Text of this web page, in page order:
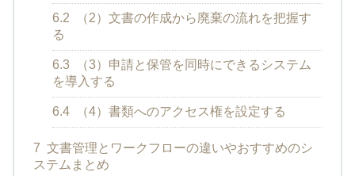
6.2
（2）文書の作成から廃棄の流れを把握す
る
6.3
（3）申請と保管を同時にできるシステム
を導入する
6.4 （4）書類へのアクセス権を設定する
7 文書管理とワークフローの違いやおすすめのシ
ステムまとめ